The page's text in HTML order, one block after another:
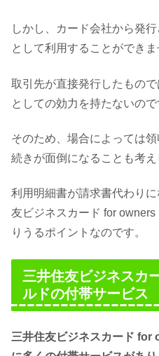
しかし、カード会社から発
として利用することができま
取引先が直接発行したもの
としての効力を持たないので
そのため、場合によっては
続きが面倒になることも考え
利用明細書が請求書代わり
友ビジネスカード for
りうるポイントなのです。
三井住友ビジネスカ
ルドの付帯サービス
三井住友ビジネスカード for